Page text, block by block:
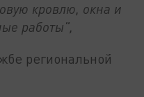
кровлю, окна и
работы",
региональной